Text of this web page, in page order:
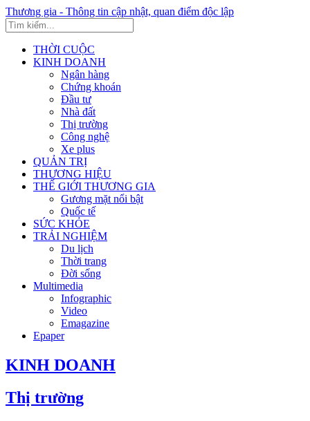
Thương gia - Thông tin cập nhật, quan điểm độc lập
THỜI CUỘC
KINH DOANH
Ngân hàng
Chứng khoán
Đầu tư
Nhà đất
Thị trường
Công nghệ
Xe plus
QUẢN TRỊ
THƯƠNG HIỆU
THẾ GIỚI THƯƠNG GIA
Gương mặt nổi bật
Quốc tế
SỨC KHỎE
TRẢI NGHIỆM
Du lịch
Thời trang
Đời sống
Multimedia
Infographic
Video
Emagazine
Epaper
KINH DOANH
Thị trường